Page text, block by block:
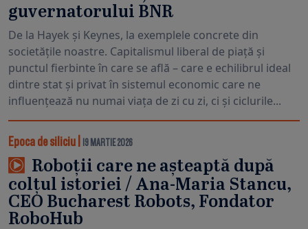
guvernatorului BNR
De la Hayek și Keynes, la exemplele concrete din
societățile noastre. Capitalismul liberal de piață și
punctul fierbinte în care se află – care e echilibrul ideal
dintre stat și privat în sistemul economic care ne
influențează nu numai viața de zi cu zi, ci și ciclurile...
Epoca de siliciu 19 MARTIE 2026
Roboții care ne așteaptă după
colțul istoriei / Ana-Maria Stancu,
CEO Bucharest Robots, Fondator
RoboHub